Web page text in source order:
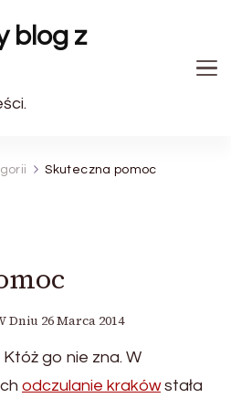
blog z
Skuteczna pomoc
Dniu 26 Marca 2014
go nie zna. W
odczulanie krakówstała